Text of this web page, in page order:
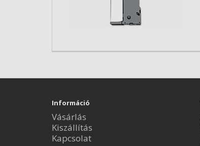
Információ
Vásárlás
Kiszállítás
Kapcsolat